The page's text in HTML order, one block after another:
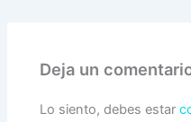
Deja un
Lo siento, debes estar